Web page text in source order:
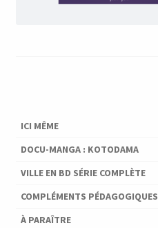
ICI MÊME
DOCU-MANGA : KOTODAMA
VILLE EN BD SÉRIE COMPLÈTE
COMPLÉMENTS PÉDAGOGIQUES
À PARAÎTRE